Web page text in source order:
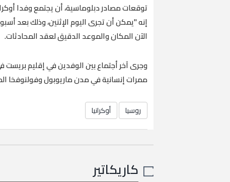
توقعات مصادر دبلوماسية، أن يجتمع وفدا
إنه "يمكن أن تجرى اليوم الإثنين، وذلك بعد
الآن المكان والموعد الدقيق لعقد المحادثات.
وجرى آخر أجتماع بين الوفدين في إقليم
ممرات إنسانية في مدن ماريوبول وفولنوفخا
روسيا أوكرانيا
كاريكاتير